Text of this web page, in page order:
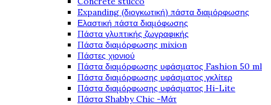
Expanding (διογκωτική) πάστα διαμόρφωσης
Ελαστική πάστα διαμόφωσης
Πάστα γλυπτικής ζωγραφικής
Πάστα διαμόρφωσης mixion
Πάστες χιονιού
Πάστα διαμόρφωσης υφάσματος Fashion 50 ml
Πάστα διαμόρφωσης υφάσματος γκλίτερ
Πάστα διαμόρφωσης υφάσματος Hi-Lite
Πάστα Shabby Chic -Μάτ